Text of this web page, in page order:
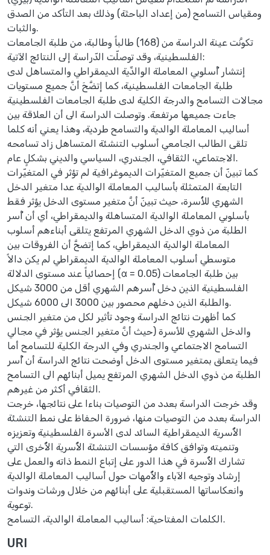
ومقياس التسامح (من إعداد الباحثة) وذلك بعد التأكد من الصدق
والثبات.
تكونَّت عينة الدراسة من (168) طالباً وطالبة، من طلبة الجامعات
الفلسطينية، وقد توصلّت الدّراسة إلى النتائج الآتية:
إنتشار أُسلوبي المعاملة الوالدِّية الديمقراطي والمتساهل لدى
طلبة الجامعات الفلسطينية، كما إتضَّحَ أنَّ جميع مستويات
مجالات التسامح والدرجة الكلية لدى طلبة الجامعات الفلسطينية
جاءت جميعها مرتفعة. وتوصلت الدراسة الى أن العلاقة بين
أساليب المعاملة الوالدية والتسامح طردية، وهذا يعني أنه كلما
تلقى الطالب الجامعي أسلوب التنشئة المتساهل زاد تسامحه
الاجتماعي، الثقافي، الجندري، السياسي والديني بشكلٍ عام.
كما تبينّ أن جميع المتغيّرات الديموغرافية لم تؤثر في المتغيّرات
التابعة المتمثلة بأساليب المعاملة الوالدية عدا متغير الدخل
الشهري للأُسرة، حيث تبينّ أنَّ متغير مستوى الدخل يؤثر فقط
بأسلوبي المعاملة الوالدية المتساهلة والديمقراطي، أي أن أُسر
الطلبة من ذوي الدخل الشهري المرتفع يتلقى أبناءهم أسلوب
المعاملة الوالدية الديمقراطي، كما إتضحَّ أن الفروقات بين
متوسطي أسلوب المعاملة الوالدية الديمقراطي لم يكن دالاً
إحصائياً عند مستوى الدلالة (α = 0.05) بين طلبة الجامعات
الفلسطينية الذين دخل أُسرهم الشهري أقل من 3000 شيكل
والطلبة الذين دخلهم محصور بين 3000 الى 6000 شيكل.
كما أظهرت نتائج الدراسة وجود تأثير لكل من متغير الجنس
والدخل الشهري للأسرة (حيث أنَّ متغير الجنس يؤثر في مجالي
التسامح الاجتماعي والجندري وفي الدرجة الكلية للتسامح أما
فيما يتعلق بمتغير مستوى الدخل أوضحت نتائج الدراسة أن أُسر
الطلبة من ذوي الدخل الشهري المرتفع يميل أبنائهم الى التسامح
الثقافي أكثر من غيرهم.
وقد خرجت الدراسة بعدد من التوصيات بناءا على نتائجها، خرجت
الدراسة بعدد من التوصيات منها، ضرورة الحفاظ على نمط التنشئة
الأُسرية الديمقراطية السائد لدى الأسرة الفلسطينية وتعزيزه
وتنميته وتوافق كافة مؤسسات التنشئة الأُسرية الأُخرى التي
تشارك الأُسرة في هذا الدور على إتباع النمط ذاته والعمل على
إرشاد وتوجيه الآباء والأُمهات حول أساليب المعاملة الوالدية
وانعكاساتها المستقبلية على أبنائهم من خلال ورشات وندوات
توعوية.
الكلمات المفتاحية: أساليب المعاملة الوالدية، التسامح.
URI